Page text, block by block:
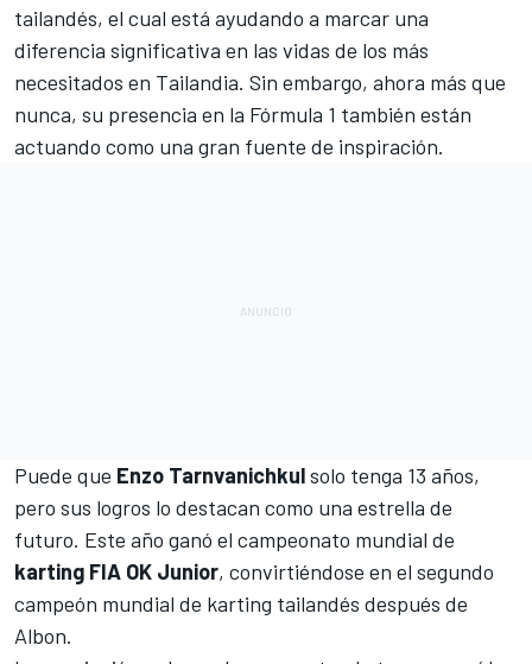
tailandés, el cual está ayudando a marcar una
diferencia significativa en las vidas de los más
necesitados en Tailandia. Sin embargo, ahora más que
nunca, su presencia en la Fórmula 1 también están
actuando como una gran fuente de inspiración.
Puede que Enzo Tarnvanichkulsolo tenga 13 años,
pero sus logros lo destacan como una estrella de
futuro. Este año ganó el campeonato mundial de
karting FIA OK Junior, convirtiéndose en el segundo
campeón mundial de karting tailandés después de
Albon.